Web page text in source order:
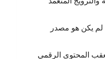
لم يكن هو مصدر
المحتوى الرقمي